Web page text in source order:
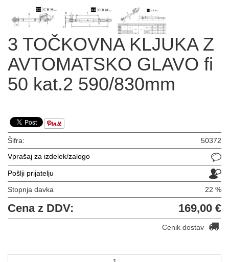
3 TOČKOVNA KLJUKA Z
AVTOMATSKO GLAVO fi
50 kat.2 590/830mm
Šifra:
50372
Vprašaj za izdelek/zalogo
Pošlji prijatelju
Stopnja davka 22 %
Cena z DDV: 169,00 €
Cenik dostav